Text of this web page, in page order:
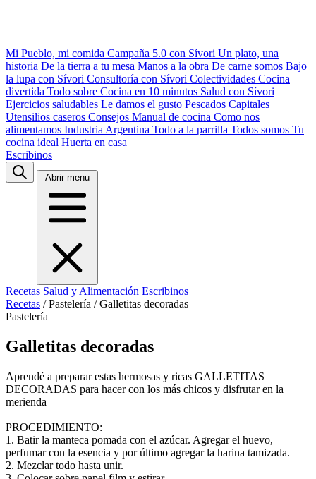
Mi Pueblo, mi comida Campaña 5.0 con Sívori Un plato, una
historia De la tierra a tu mesa Manos a la obra De carne somos Bajo
la lupa con Sívori Consultoría con Sívori Colectividades Cocina
divertida Todo sobre Cocina en 10 minutos Salud con Sívori
Ejercicios saludables Le damos el gusto Pescados Capitales
Utensilios caseros Consejos Manual de cocina Como nos
alimentamos Industria Argentina Todo a la parrilla Todos somos Tu
cocina ideal Huerta en casa
Escribinos
Abrir menu
Recetas Salud y Alimentación Escribinos
Recetas / Pastelería / Galletitas decoradas
Pastelería
Galletitas decoradas
Aprendé a preparar estas hermosas y ricas GALLETITAS
DECORADAS para hacer con los más chicos y disfrutar en la
merienda
PROCEDIMIENTO:
1. Batir la manteca pomada con el azúcar. Agregar el huevo,
perfumar con la esencia y por último agregar la harina tamizada.
2. Mezclar todo hasta unir.